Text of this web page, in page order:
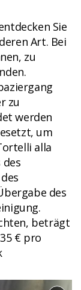
Sie
Art. Bei
zu
zu
werden
um
alla
des
des
beträgt
€ pro